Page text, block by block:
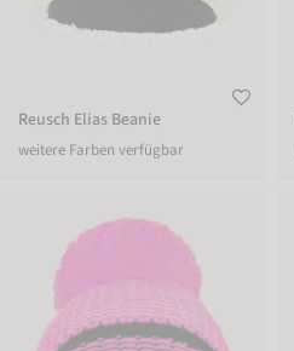
Reusch Elias Beanie
weitere Farben verfügbar